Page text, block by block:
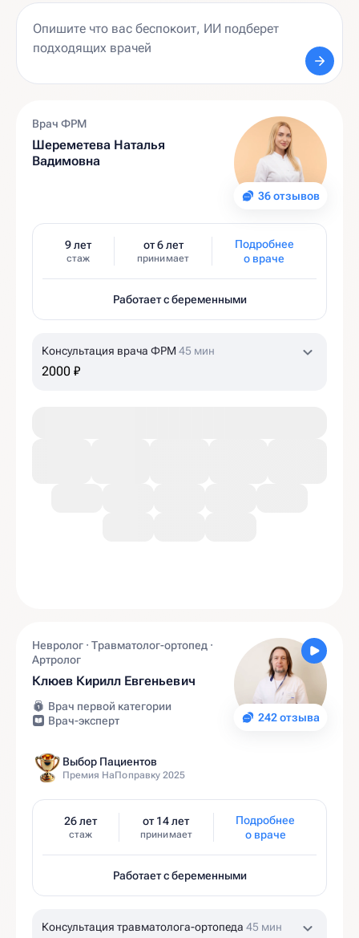
36 отзывов
Врач ФРМ
Шереметева Наталья
Вадимовна
9 лет
стаж
от 6 лет
принимает
Подробнее
о враче
Работает с беременными
Консультация врача ФРМ 45 мин
2000 ₽
242 отзыва
Невролог · Травматолог-ортопед ·
Артролог
Клюев Кирилл Евгеньевич
Врач первой категории
Врач-эксперт
Выбор Пациентов
Премия НаПоправку 2025
26 лет
стаж
от 14 лет
принимает
Подробнее
о враче
Работает с беременными
Консультация травматолога-ортопеда 45 мин